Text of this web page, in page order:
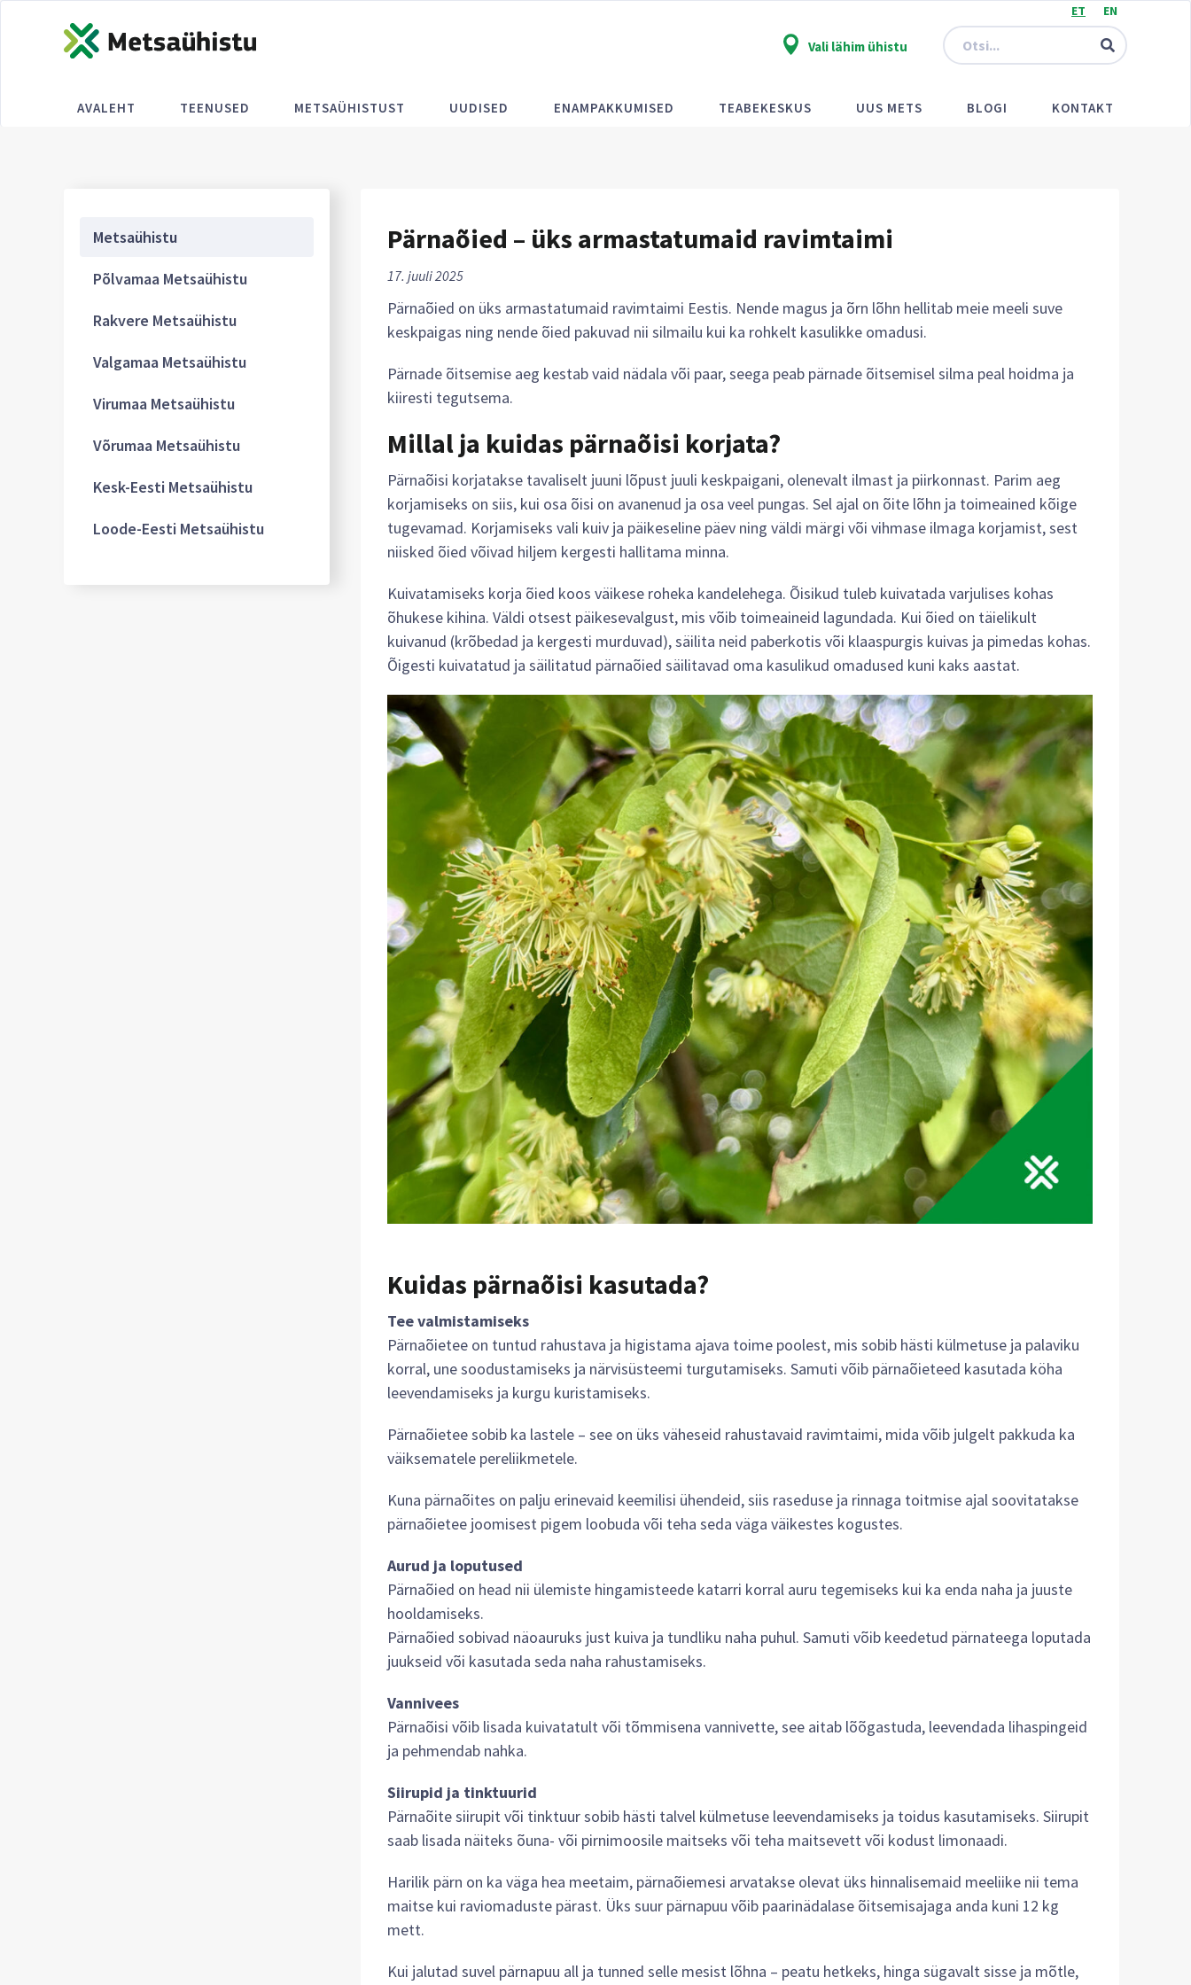
Vali lähim ühistu
ET EN
AVALEHT TEENUSED METSAÜHISTUST UUDISED ENAMPAKKUMISED TEABEKESKUS UUS METS BLOGI KONTAKT
Metsaühistu
Põlvamaa Metsaühistu
Rakvere Metsaühistu
Valgamaa Metsaühistu
Virumaa Metsaühistu
Võrumaa Metsaühistu
Kesk-Eesti Metsaühistu
Loode-Eesti Metsaühistu
Pärnaõied – üks armastatumaid ravimtaimi
17. juuli 2025
Pärnaõied on üks armastatumaid ravimtaimi Eestis. Nende magus ja õrn lõhn hellitab meie meeli suve
keskpaigas ning nende õied pakuvad nii silmailu kui ka rohkelt kasulikke omadusi.
Pärnade õitsemise aeg kestab vaid nädala või paar, seega peab pärnade õitsemisel silma peal hoidma ja
kiiresti tegutsema.
Millal ja kuidas pärnaõisi korjata?
Pärnaõisi korjatakse tavaliselt juuni lõpust juuli keskpaigani, olenevalt ilmast ja piirkonnast. Parim aeg
korjamiseks on siis, kui osa õisi on avanenud ja osa veel pungas. Sel ajal on õite lõhn ja toimeained kõige
tugevamad. Korjamiseks vali kuiv ja päikeseline päev ning väldi märgi või vihmase ilmaga korjamist, sest
niisked õied võivad hiljem kergesti hallitama minna.
Kuivatamiseks korja õied koos väikese roheka kandelehega. Õisikud tuleb kuivatada varjulises kohas
õhukese kihina. Väldi otsest päikesevalgust, mis võib toimeaineid lagundada. Kui õied on täielikult
kuivanud (krõbedad ja kergesti murduvad), säilita neid paberkotis või klaaspurgis kuivas ja pimedas kohas.
Õigesti kuivatatud ja säilitatud pärnaõied säilitavad oma kasulikud omadused kuni kaks aastat.
Kuidas pärnaõisi kasutada?
Tee valmistamiseks
Pärnaõietee on tuntud rahustava ja higistama ajava toime poolest, mis sobib hästi külmetuse ja palaviku
korral, une soodustamiseks ja närvisüsteemi turgutamiseks. Samuti võib pärnaõieteed kasutada köha
leevendamiseks ja kurgu kuristamiseks.
Pärnaõietee sobib ka lastele – see on üks väheseid rahustavaid ravimtaimi, mida võib julgelt pakkuda ka
väiksematele pereliikmetele.
Kuna pärnaõites on palju erinevaid keemilisi ühendeid, siis raseduse ja rinnaga toitmise ajal soovitatakse
pärnaõietee joomisest pigem loobuda või teha seda väga väikestes kogustes.
Aurud ja loputused
Pärnaõied on head nii ülemiste hingamisteede katarri korral auru tegemiseks kui ka enda naha ja juuste
hooldamiseks.
Pärnaõied sobivad näoauruks just kuiva ja tundliku naha puhul. Samuti võib keedetud pärnateega loputada
juukseid või kasutada seda naha rahustamiseks.
Vannivees
Pärnaõisi võib lisada kuivatatult või tõmmisena vannivette, see aitab lõõgastuda, leevendada lihaspingeid
ja pehmendab nahka.
Siirupid ja tinktuurid
Pärnaõite siirupit või tinktuur sobib hästi talvel külmetuse leevendamiseks ja toidus kasutamiseks. Siirupit
saab lisada näiteks õuna- või pirnimoosile maitseks või teha maitsevett või kodust limonaadi.
Harilik pärn on ka väga hea meetaim, pärnaõiemesi arvatakse olevat üks hinnalisemaid meeliike nii tema
maitse kui raviomaduste pärast. Üks suur pärnapuu võib paarinädalase õitsemisajaga anda kuni 12 kg
mett.
Kui jalutad suvel pärnapuu all ja tunned selle mesist lõhna – peatu hetkeks, hinga sügavalt sisse ja mõtle,